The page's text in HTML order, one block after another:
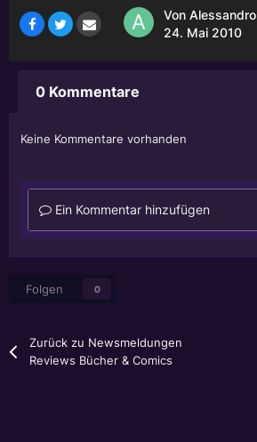
Von Alessandro
24. Mai 2010
0 Kommentare
Keine Kommentare vorhanden
Ein Kommentar hinzufügen
Folgen 0
Zurück zu Newsmeldungen
Reviews Bücher & Comics